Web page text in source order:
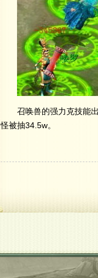
召唤兽的强力克技能出
怪被抽34.5w。